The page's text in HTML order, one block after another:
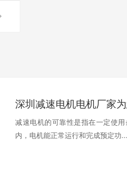
减速电机的可靠性是指在一定使
内，电机能正常运行和完成预定功...